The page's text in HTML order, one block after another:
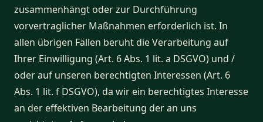
zusammenhängt oder zur Durchführung
vorvertraglicher Maßnahmen erforderlich ist. In
allen übrigen Fällen beruht die Verarbeitung auf
Ihrer Einwilligung (Art. 6 Abs. 1 lit. a DSGVO) und /
oder auf unseren berechtigten Interessen (Art. 6
Abs. 1 lit. f DSGVO), da wir ein berechtigtes Interesse
an der effektiven Bearbeitung der an uns